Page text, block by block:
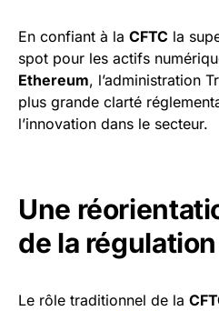
En confiant à la CFTC la
spot pour les actifs
Ethereum, l’administration
plus grande clarté
l’innovation dans le secteur.
Une
de la
Le rôle traditionnel de la